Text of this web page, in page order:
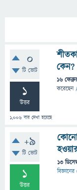
0
টি ভোট
1
উত্তর
1,006 বার দেখা হয়েছে
কেন?
16
করেছেন
+9
টি ভোট
1
উত্তর
13